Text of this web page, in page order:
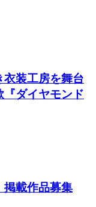
衣装工房を舞台
『ダイヤモンド
掲載作品募集